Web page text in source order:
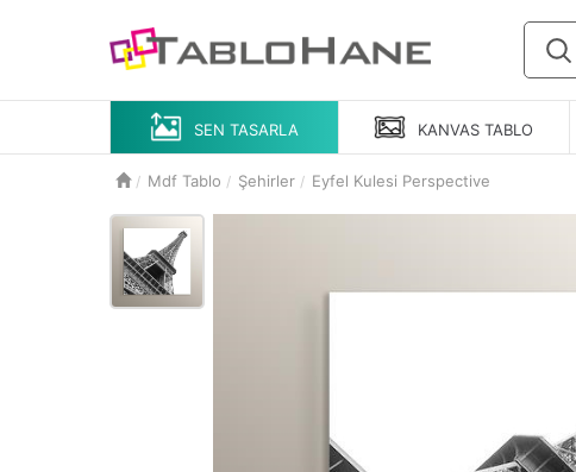
SEN TASARLA KANVAS TABLO
Mdf Tablo Şehirler Eyfel Kulesi Perspective